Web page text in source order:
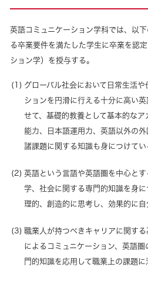
英語コミュニケーション学科では、以
る卒業要件を満たした学生に卒業を認
ション学）を授与する。
グローバル社会において日常生活
ションを円滑に行える十分に高い
せて、基礎的教養として基本的な
能力、日本語運用力、英語以外の
諸課題に関する知識も身につけてい
英語という言語や英語圏を中心と
学、社会に関する専門的知識を身
理的、創造的に思考し、効果的に自
職業人が持つべきキャリアに関す
によるコミュニケーション、英語
門的知識を応用して職業上の課題に